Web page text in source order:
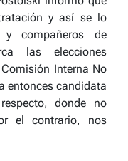
y así se lo
compañeros de
las elecciones
Interna No
entonces candidata
donde no
el contrario, nos